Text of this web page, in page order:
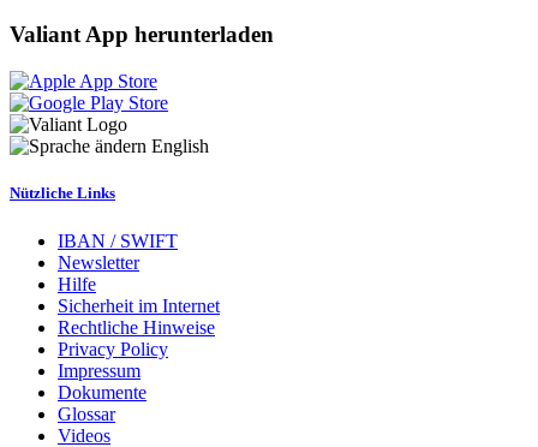
Valiant App herunterladen
English
Nützliche Links
IBAN / SWIFT
Newsletter
Hilfe
Sicherheit im Internet
Rechtliche Hinweise
Privacy Policy
Impressum
Dokumente
Glossar
Videos